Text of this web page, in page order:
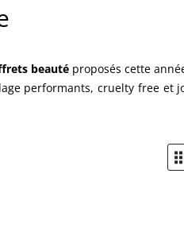
beauté proposés cette
performants, cruelty free et